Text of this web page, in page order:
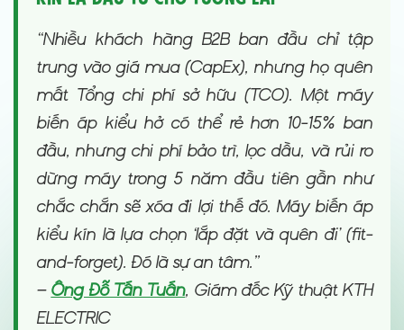
“Nhiều khách hàng B2B ban đầu chỉ tập
trung vào giá mua (CapEx), nhưng họ quên
mất Tổng chi phí sở hữu (TCO). Một máy
biến áp kiểu hở có thể rẻ hơn 10-15% ban
đầu, nhưng chi phí bảo trì, lọc dầu, và rủi ro
dừng máy trong 5 năm đầu tiên gần như
chắc chắn sẽ xóa đi lợi thế đó. Máy biến áp
kiểu kín là lựa chọn ‘lắp đặt và quên đi’ (fit-
and-forget). Đó là sự an tâm.”
— Ông Đỗ Tấn Tuấn, Giám đốc Kỹ thuật KTH
ELECTRIC